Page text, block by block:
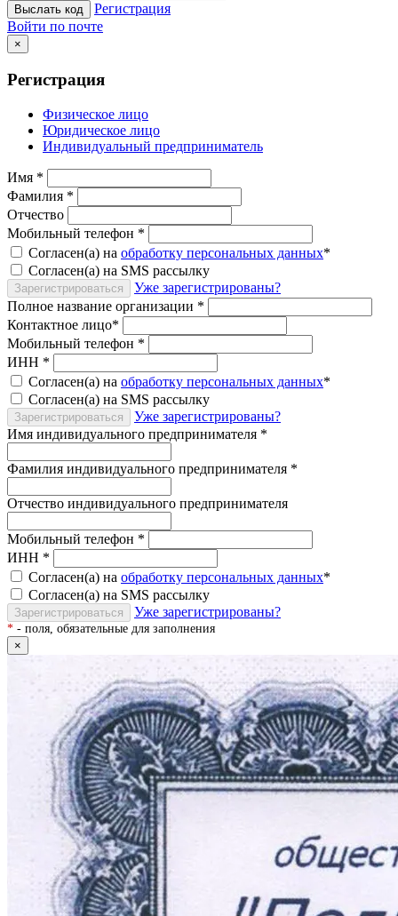
Выслать код
Регистрация
Войти по почте
×
Регистрация
Физическое лицо
Юридическое лицо
Индивидуальный предприниматель
Имя *
Фамилия *
Отчество
Мобильный телефон *
Согласен(а) на обработку персональных данных*
Согласен(а) на SMS рассылку
Зарегистрироваться
Уже зарегистрированы?
Полное название организации *
Контактное лицо*
Мобильный телефон *
ИНН *
Согласен(а) на обработку персональных данных*
Согласен(а) на SMS рассылку
Зарегистрироваться
Уже зарегистрированы?
Имя индивидуального предпринимателя *
Фамилия индивидуального предпринимателя *
Отчество индивидуального предпринимателя
Мобильный телефон *
ИНН *
Согласен(а) на обработку персональных данных*
Согласен(а) на SMS рассылку
Зарегистрироваться Уже зарегистрированы?
* - поля, обязательные для заполнения
×